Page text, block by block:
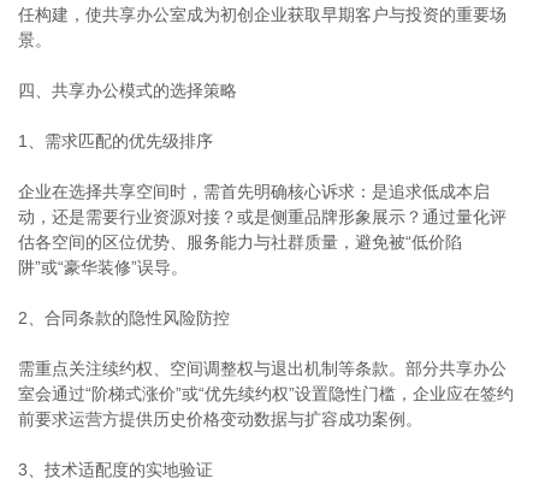
任构建，使共享办公室成为初创企业获取早期客户与投资的重要场
景。
四、共享办公模式的选择策略
1、需求匹配的优先级排序
企业在选择共享空间时，需首先明确核心诉求：是追求低成本启
动，还是需要行业资源对接？或是侧重品牌形象展示？通过量化评
估各空间的区位优势、服务能力与社群质量，避免被“低价陷
阱”或“豪华装修”误导。
2、合同条款的隐性风险防控
需重点关注续约权、空间调整权与退出机制等条款。部分共享办公
室会通过“阶梯式涨价”或“优先续约权”设置隐性门槛，企业应在签约
前要求运营方提供历史价格变动数据与扩容成功案例。
3、技术适配度的实地验证